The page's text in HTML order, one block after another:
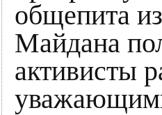
общепита
Майдана
активисты